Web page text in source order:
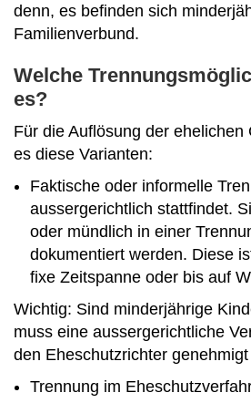
denn, es befinden sich
Familienverbund.
Welche
es?
Für die Auflösung der ehelichen
es diese Varianten:
Faktische oder informelle
aussergerichtlich stattfindet.
oder mündlich in einer
dokumentiert werden. Diese
fixe Zeitspanne oder bis auf
Wichtig: Sind minderjährige
muss eine aussergerichtliche
den Eheschutzrichter
Trennung im